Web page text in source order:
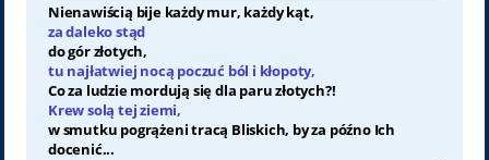
Nienawiścią bije każdy mur, każdy kąt,
za daleko stąd
do gór złotych,
tu najłatwiej nocą poczuć ból i kłopoty,
Co za ludzie mordują się dla paru złotych?!
Krew solą tej ziemi,
w smutku pogrążeni tracą Bliskich, by za późno Ich
docenić...